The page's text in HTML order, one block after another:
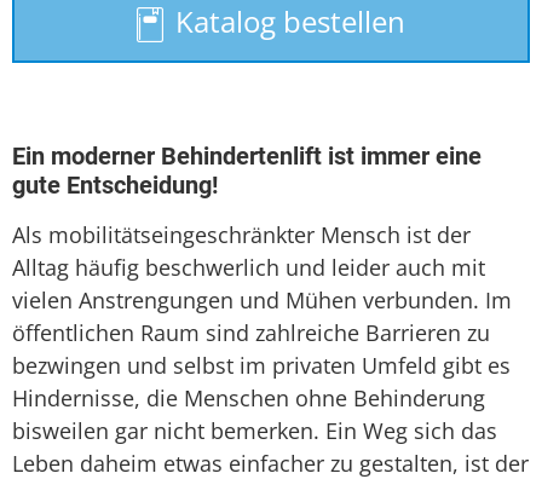
Seniorenlift
Treppenaufzug
Treppenlift
Treppenlift mieten
Katalog bestellen
Ein moderner Behindertenlift ist immer eine
gute Entscheidung!
Als mobilitätseingeschränkter Mensch ist der
Alltag häufig beschwerlich und leider auch mit
vielen Anstrengungen und Mühen verbunden. Im
öffentlichen Raum sind zahlreiche Barrieren zu
bezwingen und selbst im privaten Umfeld gibt es
Hindernisse, die Menschen ohne Behinderung
bisweilen gar nicht bemerken. Ein Weg sich das
Leben daheim etwas einfacher zu gestalten, ist der